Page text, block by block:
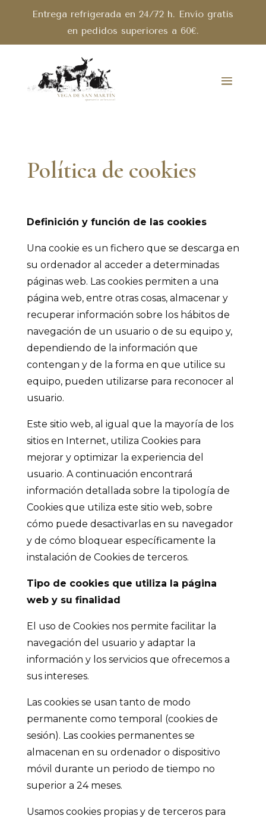
Entrega refrigerada en 24/72 h. Envío gratis
en pedidos superiores a 60€.
Política de cookies
Definición y función de las cookies
Una cookie es un fichero que se descarga en
su ordenador al acceder a determinadas
páginas web. Las cookies permiten a una
página web, entre otras cosas, almacenar y
recuperar información sobre los hábitos de
navegación de un usuario o de su equipo y,
dependiendo de la información que
contengan y de la forma en que utilice su
equipo, pueden utilizarse para reconocer al
usuario.
Este sitio web, al igual que la mayoría de los
sitios en Internet, utiliza Cookies para
mejorar y optimizar la experiencia del
usuario. A continuación encontrará
información detallada sobre la tipología de
Cookies que utiliza este sitio web, sobre
cómo puede desactivarlas en su navegador
y de cómo bloquear específicamente la
instalación de Cookies de terceros.
Tipo de cookies que utiliza la página
web y su finalidad
El uso de Cookies nos permite facilitar la
navegación del usuario y adaptar la
información y los servicios que ofrecemos a
sus intereses.
Las cookies se usan tanto de modo
permanente como temporal (cookies de
sesión). Las cookies permanentes se
almacenan en su ordenador o dispositivo
móvil durante un periodo de tiempo no
superior a 24 meses.
Usamos cookies propias y de terceros para